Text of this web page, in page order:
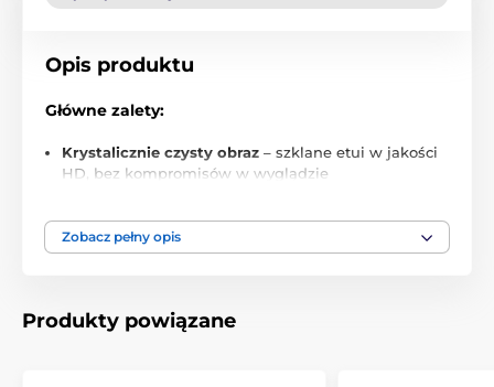
Opis produktu
Główne zalety:
Krystalicznie czysty obraz – szklane etui w jakości
HD, bez kompromisów w wyglądzie
objętości, a mimo to doskonale chroni
Łatwa aplikacja– w ciągu kilku sekund Twój
Stylowy design
Zobacz pełny opis
Produkty powiązane